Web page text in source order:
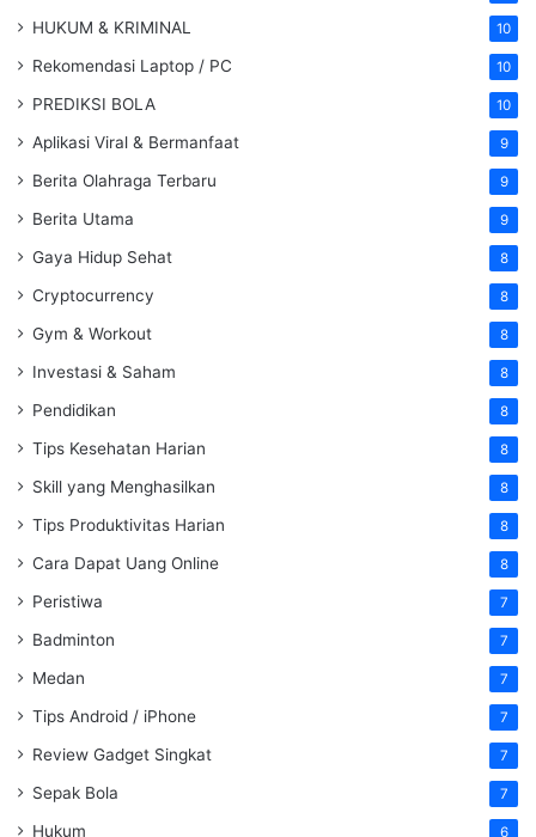
HUKUM & KRIMINAL 10
Rekomendasi Laptop / PC 10
PREDIKSI BOLA 10
Aplikasi Viral & Bermanfaat 9
Berita Olahraga Terbaru 9
Berita Utama 9
Gaya Hidup Sehat 8
Cryptocurrency 8
Gym & Workout 8
Investasi & Saham 8
Pendidikan 8
Tips Kesehatan Harian 8
Skill yang Menghasilkan 8
Tips Produktivitas Harian 8
Cara Dapat Uang Online 8
Peristiwa 7
Badminton 7
Medan 7
Tips Android / iPhone 7
Review Gadget Singkat 7
Sepak Bola 7
Hukum 6